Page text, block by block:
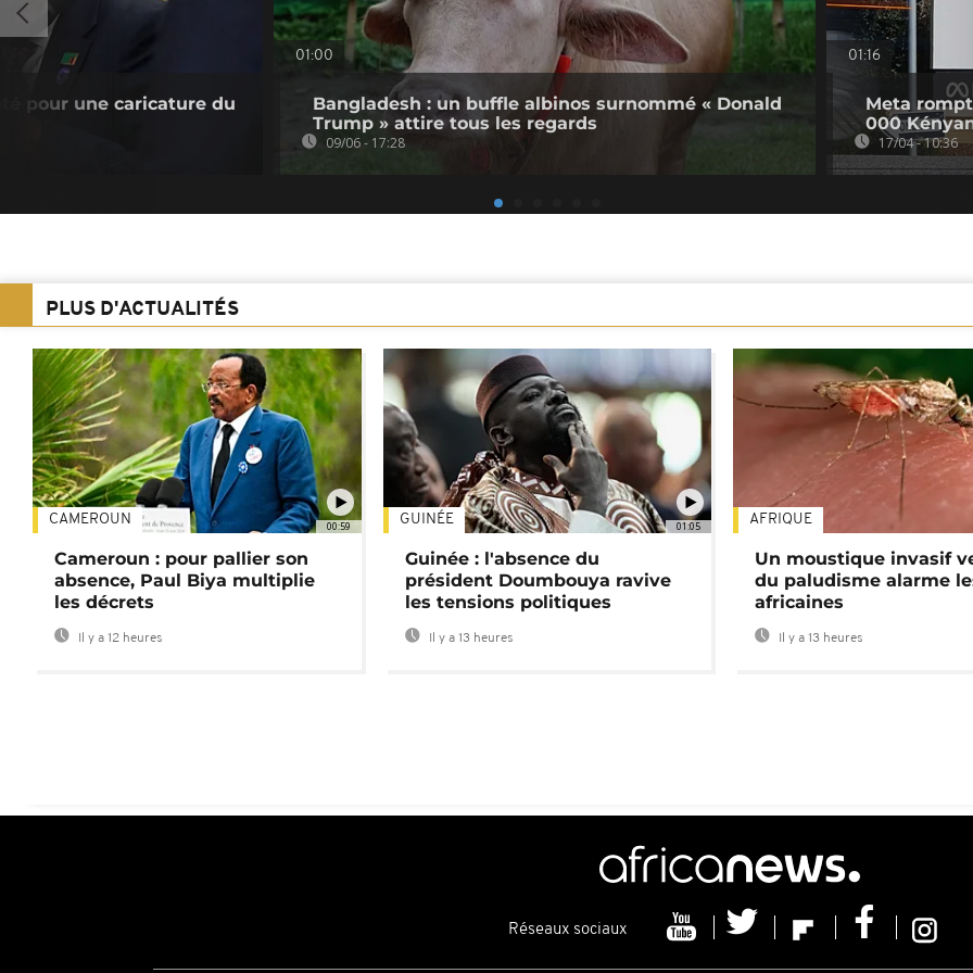
pour une caricature du
01:00
Bangladesh : un buffle albinos surnommé « Donald
Trump » attire tous les regards
09/06 - 17:28
01:16
Meta rompt
000
17/04 - 10:36
PLUS D'ACTUALITÉS
00:59
CAMEROUN
Cameroun : pour pallier son
absence, Paul Biya multiplie
les décrets
Il y a 12 heures
01:05
GUINÉE
Guinée : l'absence du
président Doumbouya ravive
les tensions politiques
Il y a 13 heures
AFRIQUE
Un moustique invasif
du paludisme alarme
africaines
Il y a 13 heures
Réseaux sociaux